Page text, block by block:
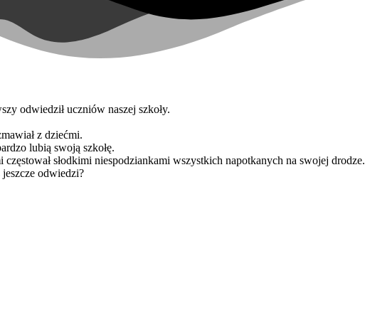
odwiedził uczniów naszej szkoły.
z dziećmi.
lubią swoją szkołę.
słodkimi niespodziankami wszystkich napotkanych na swojej drodze.
odwiedzi?